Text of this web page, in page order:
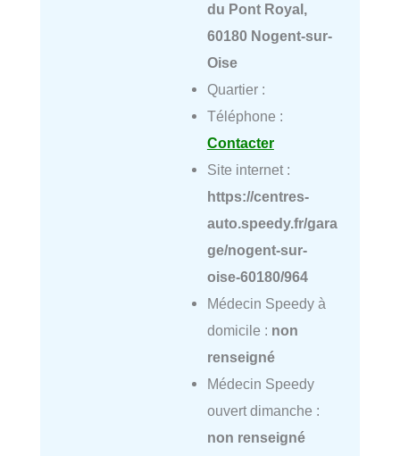
du Pont Royal,
60180 Nogent-sur-
Oise
Quartier :
Téléphone :
Contacter
Site internet :
https://centres-
auto.speedy.fr/gara
ge/nogent-sur-
oise-60180/964
Médecin Speedy à
domicile : non
renseigné
Médecin Speedy
ouvert dimanche :
non renseigné